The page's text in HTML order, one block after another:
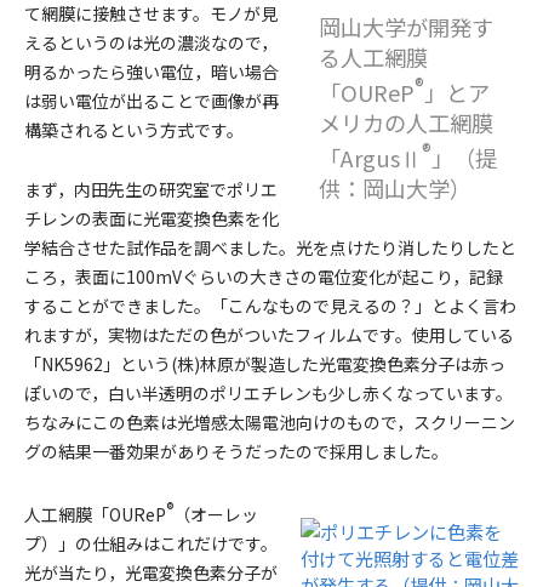
岡山大学が開発す
る人工網膜
「OUReP® 」とア
メリカの人工網膜
「ArgusⅡ® 」（提
供：岡山大学）
て網膜に接触させます。モノが見
えるというのは光の濃淡なので，
明るかったら強い電位，暗い場合
は弱い電位が出ることで画像が再
構築されるという方式です。
まず，内田先生の研究室でポリエ
チレンの表面に光電変換色素を化
学結合させた試作品を調べました。光を点けたり消したりしたと
ころ，表面に100mVぐらいの大きさの電位変化が起こり，記録
することができました。「こんなもので見えるの？」とよく言わ
れますが，実物はただの色がついたフィルムです。使用している
「NK5962」という(株)林原が製造した光電変換色素分子は赤っ
ぽいので，白い半透明のポリエチレンも少し赤くなっています。
ちなみにこの色素は光増感太陽電池向けのもので，スクリーニン
グの結果一番効果がありそうだったので採用しました。
人工網膜「OUReP® （オーレッ
プ）」の仕組みはこれだけです。
光が当たり，光電変換色素分子が